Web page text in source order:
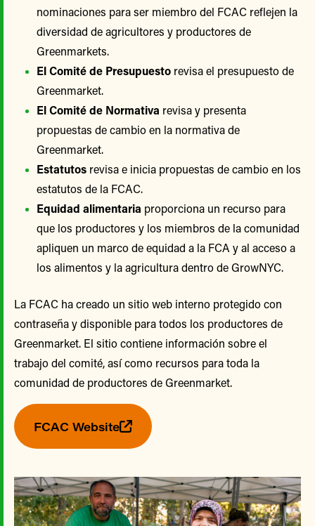
nominaciones para ser miembro del FCAC reflejen la
diversidad de agricultores y productores de
Greenmarkets.
El Comité de Presupuesto revisa el presupuesto de
Greenmarket.
El Comité de Normativa revisa y presenta
propuestas de cambio en la normativa de
Greenmarket.
Estatutos revisa e inicia propuestas de cambio en los
estatutos de la FCAC.
Equidad alimentaria proporciona un recurso para
que los productores y los miembros de la comunidad
apliquen un marco de equidad a la FCA y al acceso a
los alimentos y la agricultura dentro de GrowNYC.
La FCAC ha creado un sitio web interno protegido con
contraseña y disponible para todos los productores de
Greenmarket. El sitio contiene información sobre el
trabajo del comité, así como recursos para toda la
comunidad de productores de Greenmarket.
FCAC Website